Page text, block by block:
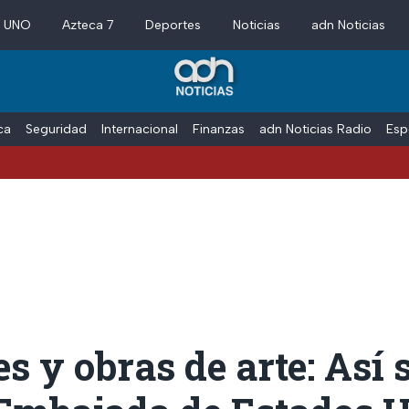
Azteca 7 Deportes Noticias adn Noticias
Seguridad Internacional Finanzas adn Noticias Radio
y obras de arte: Así